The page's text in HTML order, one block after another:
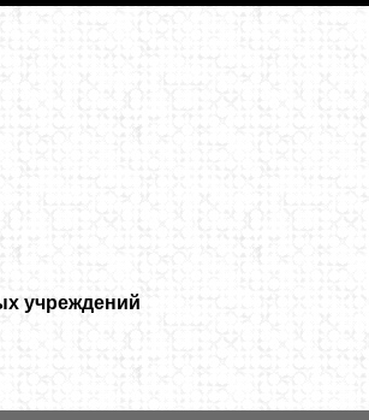
учреждений